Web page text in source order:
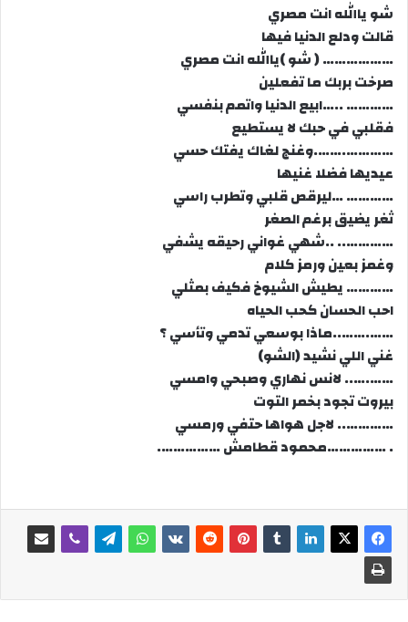
شو ياالله انت مصري
قالت ودلع الدنيا فيها
……………… ( شو )ياالله انت مصري
صرخت بربك ما تفعلين
………… ..…ابيع الدنيا واتمم بنفسي
فقلبي في حبك لا يستطيع
………….…….وغنج لغاك يفتك حسي
عيديها فضلا غنيها
………… …ليرقص قلبي وتطرب راسي
ثغر يضيق برغم الصغر
………….. ..شهي غواني رحيقه يشفي
وغمز بعين ورمز كلام
………… يطيش الشيوخ فكيف بمثلي
احب الحسان كحب الحياه
…….……..ماذا بوسعي تدمي وتأسي ؟
غني اللي نشيد (الشو)
…….….. لانس نهاري وصبحي وامسي
بيروت تجود بخمر التوت
………….. لاجل هواها حتفي ورمسي
. ……………محمود قطامش …………….